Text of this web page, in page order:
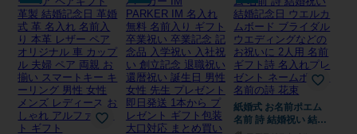
ング 人気 男性 女性 記
念日 20代 30代 40代
50代 ギフト 誕生日
2026 プレゼント
紙婚式 お名前ポエム
名前 詩 結婚祝い 結婚